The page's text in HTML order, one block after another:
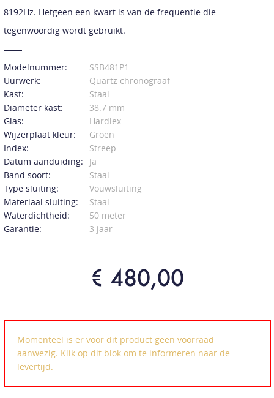
8192Hz. Hetgeen een kwart is van de frequentie die
tegenwoordig wordt gebruikt.
Modelnummer:
SSB481P1
Uurwerk:
Quartz chronograaf
Kast:
Staal
Diameter kast:
38.7 mm
Glas:
Hardlex
Wijzerplaat kleur:
Groen
Index:
Streep
Datum aanduiding:
Ja
Band soort:
Staal
Type sluiting:
Vouwsluiting
Materiaal sluiting:
Staal
Waterdichtheid:
50 meter
Garantie:
3 jaar
€ 480,00
Momenteel is er voor dit product geen voorraad
aanwezig. Klik op dit blok om te informeren naar de
levertijd.